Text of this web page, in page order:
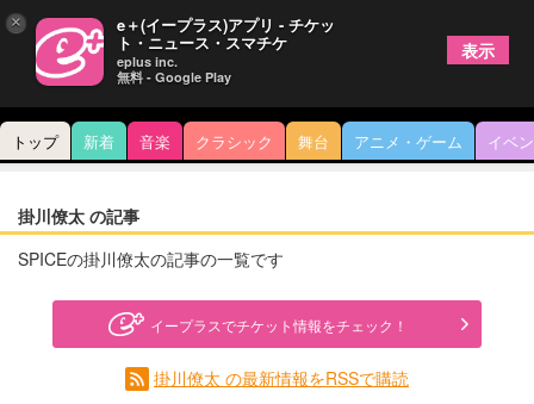
トップ 新着 音楽 クラシック 舞台 アニメ・ゲーム イベ
掛川僚太 の記事
SPICEの掛川僚太の記事の一覧です
イープラスでチケット情報をチェック！
掛川僚太 の最新情報をRSSで購読
× e＋(イープラス)アプリ - チケッ
ト・ニュース・スマチケ
eplus inc.
無料 - Google Play
表示